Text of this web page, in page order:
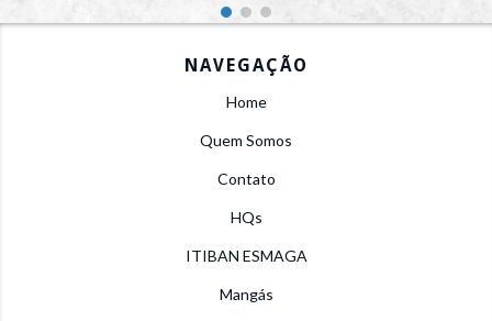
NAVEGAÇÃO
Home
Quem Somos
Contato
HQs
ITIBAN ESMAGA
Mangás